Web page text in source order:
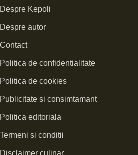
Despre Kepoli
Despre autor
Contact
Politica de confidentialitate
Politica de cookies
Publicitate si consimtamant
Politica editoriala
Termeni si conditii
Disclaimer culinar